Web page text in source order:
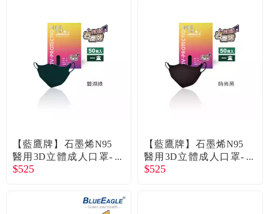
【藍鷹牌】石墨烯N95
醫用3D立體成人口罩-
碧湖綠（50片/盒）廠商
$525
【藍鷹牌】石墨烯N95
醫用3D立體成人口罩-
時尚黑（50片/盒）廠商
$525